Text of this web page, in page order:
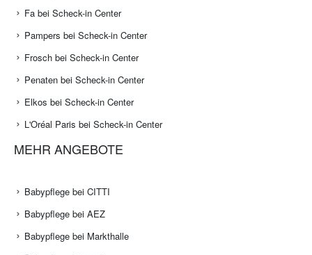
Fa bei Scheck-in Center
Pampers bei Scheck-in Center
Frosch bei Scheck-in Center
Penaten bei Scheck-in Center
Elkos bei Scheck-in Center
L'Oréal Paris bei Scheck-in Center
MEHR ANGEBOTE
Babypflege bei CITTI
Babypflege bei AEZ
Babypflege bei Markthalle